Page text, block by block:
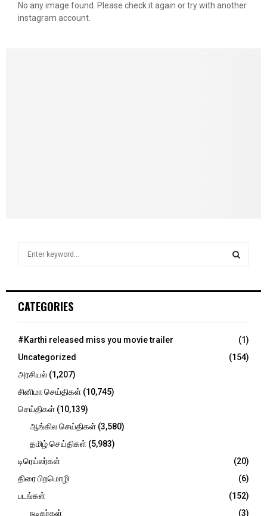
No any image found. Please check it again or try with another
instagram account.
h
o
:
CATEGORIES
#Karthi released miss you movie trailer
(1)
Uncategorized
(154)
அரசியல் (1,207)
சினிமா செய்திகள் (10,745)
செய்திகள் (10,139)
ஆங்கில செய்திகள் (3,580)
தமிழ் செய்திகள் (5,983)
டிரெய்லர்கள்
(20)
திரை பிறமொழி
(6)
படங்கள்
(152)
நடிகர்கள்
(3)